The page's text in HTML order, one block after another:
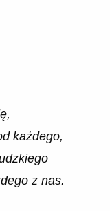
każdego,
z nas.